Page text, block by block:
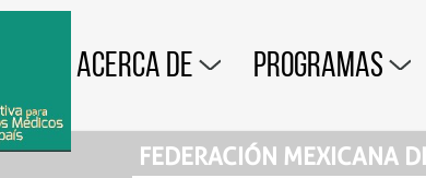
ACERCA DE PROGRAMAS
FEDERACIÓN MEXICANA